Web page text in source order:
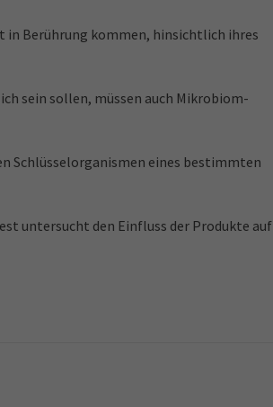
in Berührung kommen, hinsichtlich ihres
sein sollen, müssen auch Mikrobiom-
Schlüsselorganismen eines bestimmten
untersucht den Einfluss der Produkte auf